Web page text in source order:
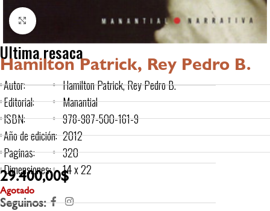
Click to enlarge
Ultima resaca
Hamilton Patrick, Rey Pedro B.
Autor:
Editorial:
ISBN:
Año de edición:
Paginas:
Dimensiones:
Hamilton Patrick, Rey Pedro B.
Manantial
978-987-500-161-9
2012
320
14 x 22
29.400,00$
Agotado
Seguinos: